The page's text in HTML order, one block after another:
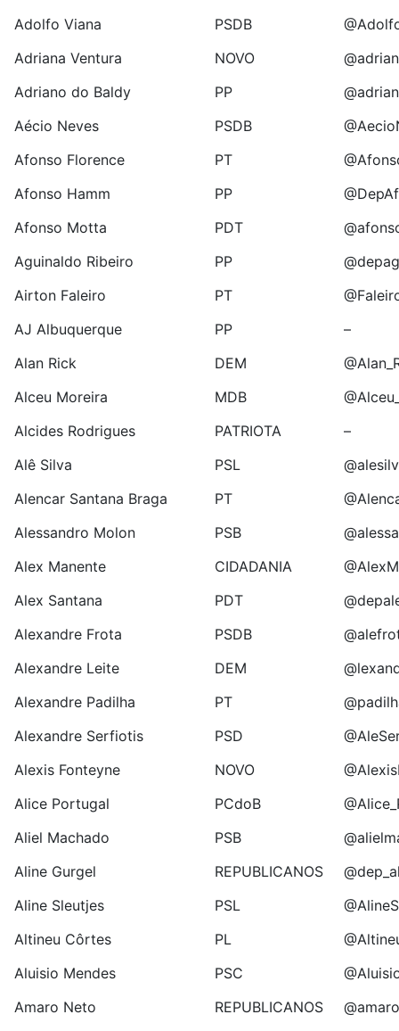
Adolfo Viana
PSDB
Adriana Ventura
NOVO
Adriano do Baldy
PP
Aécio Neves
PSDB
Afonso Florence
PT
Afonso Hamm
PP
Afonso Motta
PDT
Aguinaldo Ribeiro
PP
Airton Faleiro
PT
AJ Albuquerque
PP
–
Alan Rick
DEM
Alceu Moreira
MDB
Alcides Rodrigues
PATRIOTA
–
Alê Silva
PSL
Alencar Santana Braga
PT
Alessandro Molon
PSB
Alex Manente
CIDADANIA
Alex Santana
PDT
Alexandre Frota
PSDB
Alexandre Leite
DEM
Alexandre Padilha
PT
Alexandre Serfiotis
PSD
Alexis Fonteyne
NOVO
Alice Portugal
PCdoB
Aliel Machado
PSB
Aline Gurgel
REPUBLICANOS
Aline Sleutjes
PSL
Altineu Côrtes
PL
Aluisio Mendes
PSC
Amaro Neto
REPUBLICANOS